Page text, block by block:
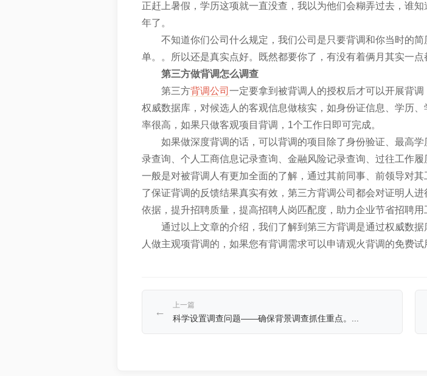
正赶上暑假，学历这项就一直没查，我以为他们会糊弄过去，谁
年了。
不知道你们公司什么规定，我们公司是只要背调和你当时的
单。。所以还是真实点好。既然都要你了，有没有着俩月其实一
第三方做背调怎么调查
第三方背调公司 一定要拿到被背调人的授权后才可以开展背
权威数据库，对候选人的客观信息做核实，如身份证信息、学历
率很高，如果只做客观项目背调，1个工作日即可完成。
如果做深度背调的话，可以背调的项目除了身份验证、最高
录查询、个人工商信息记录查询、金融风险记录查询、过往工作
一般是对被背调人有更加全面的了解，通过其前同事、前领导对
了保证背调的反馈结果真实有效，第三方背调公司都会对证明人
依据，提升招聘质量，提高招聘人岗匹配度，助力企业节省招聘用
通过以上文章的介绍，我们了解到第三方背调是通过权威数
人做主观项背调的，如果您有背调需求可以申请观火背调的免费试
←
上一篇
科学设置调查问题——确保背景调查抓住重点。...